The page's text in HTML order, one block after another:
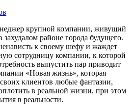
крупной компании, живущий
захудалом районе города будущего.
к своему шефу и жаждет
сотрудницу компании, к которой
выпустить пар приводит
«Новая жизнь», которая
клиентов любые фантазии,
в реальной жизни, при этом
в реальности.